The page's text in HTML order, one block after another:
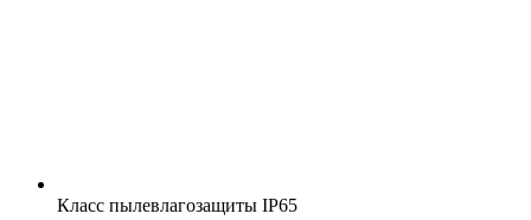
Класс пылевлагозащиты IP65